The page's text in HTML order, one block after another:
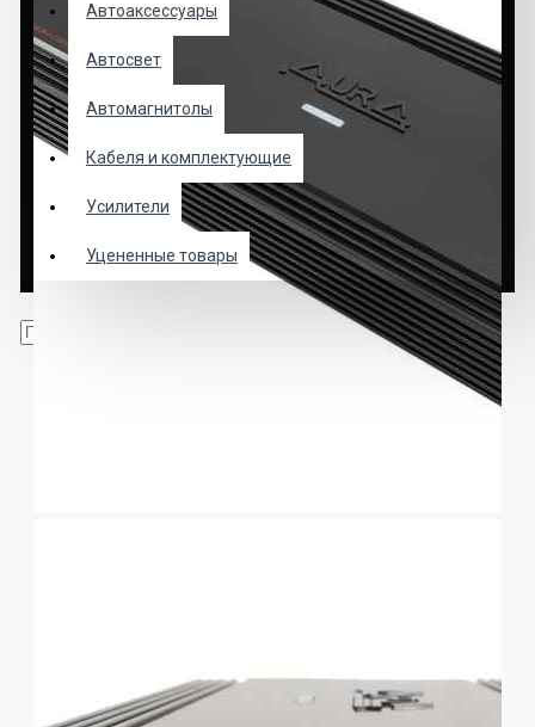
Автоаксессуары
Автосвет
Автомагнитолы
Кабеля и комплектующие
Усилители
Уцененные товары